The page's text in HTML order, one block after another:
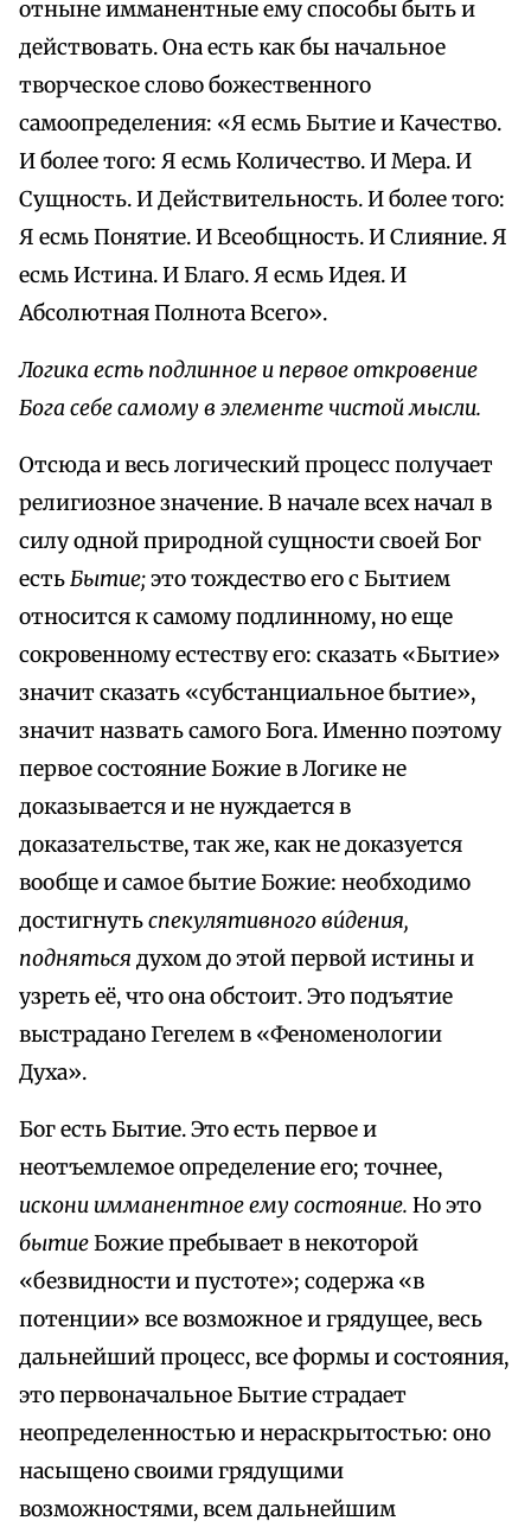
отныне имманентные ему способы быть и
действовать. Она есть как бы начальное
творческое слово божественного
самоопределения: «Я есмь Бытие и Качество.
И более того: Я есмь Количество. И Мера. И
Сущность. И Действительность. И более того:
Я есмь Понятие. И Всеобщность. И Слияние. Я
есмь Истина. И Благо. Я есмь Идея. И
Абсолютная Полнота Всего».
Логика есть подлинное и первое откровение
Бога себе самому в элементе чистой мысли.
Отсюда и весь логический процесс получает
религиозное значение. В начале всех начал в
силу одной природной сущности своей Бог
естьБытие;это тождество его с Бытием
относится к самому подлинному, но еще
сокровенному естеству его: сказать «Бытие»
значит сказать «субстанциальное бытие»,
значит назвать самого Бога. Именно поэтому
первое состояние Божие в Логике не
доказывается и не нуждается в
доказательстве, так же, как не доказуется
вообще и самое бытие Божие: необходимо
достигнутьспекулятивного ви́дения,
подняться духом до этой первой истины и
узреть её, что она обстоит. Это подъятие
выстрадано Гегелем в «Феноменологии
Духа».
Бог есть Бытие. Это есть первое и
неотъемлемое определение его; точнее,
искони имманентное ему состояние. Но это
бытиеБожие пребывает в некоторой
«безвидности и пустоте»; содержа «в
потенции» все возможное и грядущее, весь
дальнейший процесс, все формы и состояния,
это первоначальное Бытие страдает
неопределенностью и нераскрытостью: оно
насыщено своими грядущими
возможностями, всем дальнейшим